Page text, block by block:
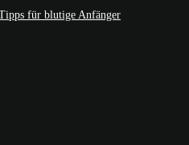
für blutige Anfänger